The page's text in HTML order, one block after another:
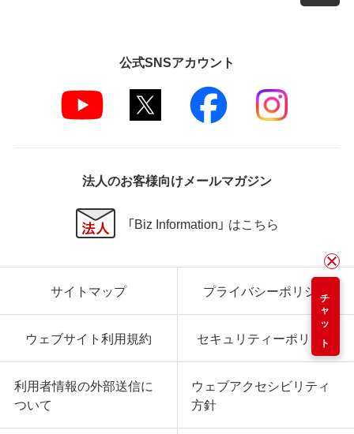
チャット
公式SNSアカウント
法人のお客様向けメールマガジン
「Biz Information」 はこちら
サイトマップ プライバシーポリシー
ウェブサイト利用規約 セキュリティーポリシー
利用者情報の外部送信に
ついて
ウェブアクセシビリティ
方針